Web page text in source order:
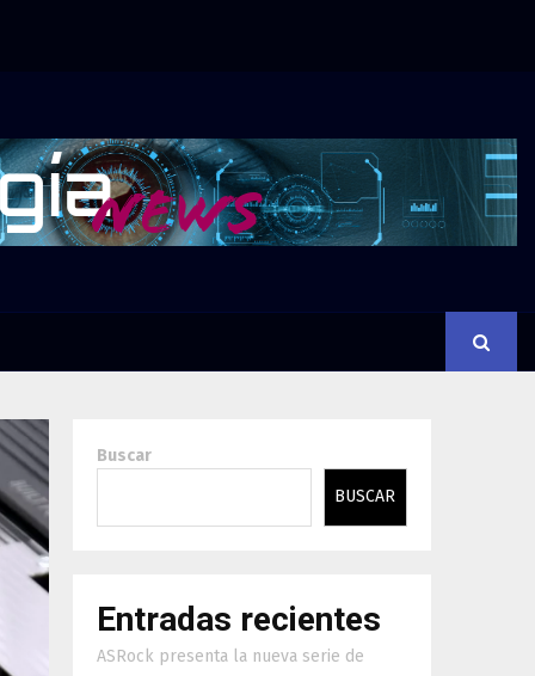
Buscar
BUSCAR
Entradas recientes
ASRock presenta la nueva serie de